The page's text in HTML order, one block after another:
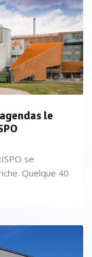
le
se
Quelque 40